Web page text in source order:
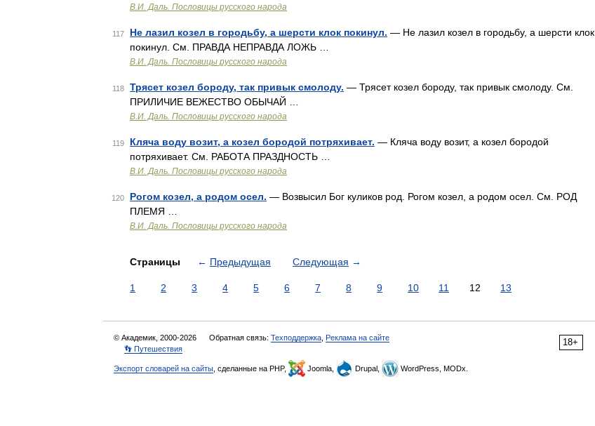
В.И. Даль. Пословицы русского народа
117 Не лазил козел в городьбу, а шерсти клок покинул. — Не лазил козел в городьбу, а шерсти клок
покинул. См. ПРАВДА НЕПРАВДА ЛОЖЬ …
В.И. Даль. Пословицы русского народа
118 Трясет козел бороду, так привык смолоду. — Трясет козел бороду, так привык смолоду. См.
ПРИЛИЧИЕ ВЕЖЕСТВО ОБЫЧАЙ …
В.И. Даль. Пословицы русского народа
119 Кляча воду возит, а козел бородой потряхивает. — Кляча воду возит, а козел бородой
потряхивает. См. РАБОТА ПРАЗДНОСТЬ …
В.И. Даль. Пословицы русского народа
120 Рогом козел, а родом осел. — Возвысил Бог куликов род. Рогом козел, а родом осел. См. РОД
ПЛЕМЯ …
В.И. Даль. Пословицы русского народа
Страницы ← Предыдущая Следующая →
1 2 3 4 5 6 7 8 9 10 11 12 13
18+
© Академик, 2000-2026 Обратная связь: Техподдержка Реклама на сайте
👣 Путешествия
Экспорт словарей на сайты , сделанные на PHP, Joomla, Drupal, WordPress, MODx.